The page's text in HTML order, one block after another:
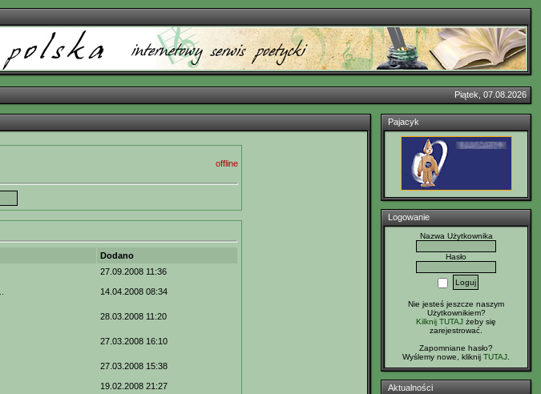
Piątek, 07.08.2026
offline
Dodano
27.09.2008 11:36
14.04.2008 08:34
28.03.2008 11:20
27.03.2008 16:10
27.03.2008 15:38
19.02.2008 21:27
Pajacyk
Logowanie
Nazwa Użytkownika
Hasło
Nie jesteś jeszcze naszym
Użytkownikiem?
Kilknij TUTAJ żeby się
zarejestrować.
Zapomniane hasło?
Wyślemy nowe, kliknij TUTAJ
Aktualności